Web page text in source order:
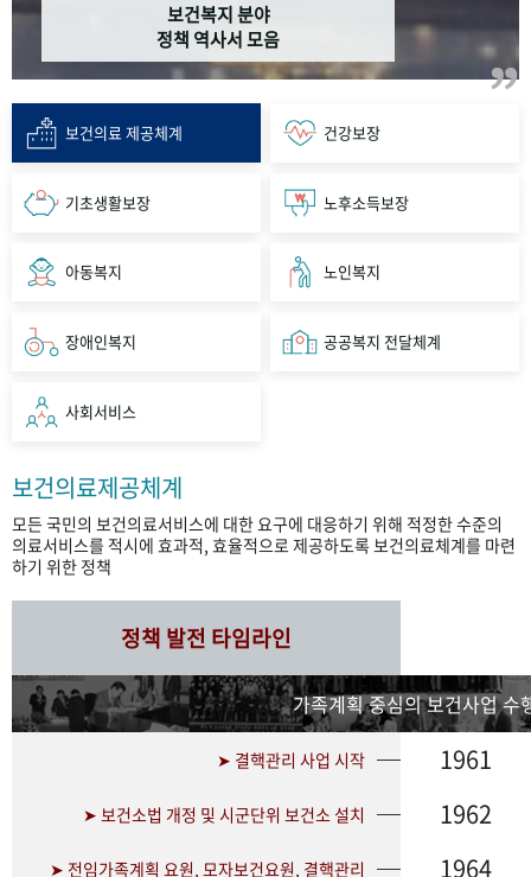
보건복지 분야
정책 역사서 모음
보건의료 제공체계 건강보장
기초생활보장 노후소득보장
아동복지 노인복지
장애인복지 공공복지 전달체계
사회서비스
보건의료제공체계
모든 국민의 보건의료서비스에 대한 요구에 대응하기 위해 적정한 수준의
의료서비스를 적시에 효과적, 효율적으로 제공하도록 보건의료체계를 마련
하기 위한 정책
정책 발전 타임라인
가족계획 중심의 보건사업 수
➤ 결핵관리 사업 시작 1961
➤ 보건소법 개정 및 시군단위 보건소 설치 1962
➤ 전임가족계획 요원, 모자보건요원, 결핵관리
1964